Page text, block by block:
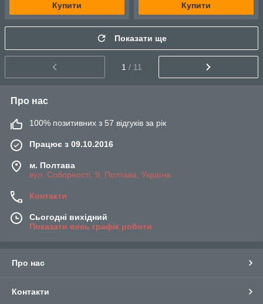
Купити Купити
Показати ще
1 / 11
Про нас
100% позитивних з 57 відгуків за рік
Працює з 09.10.2016
м. Полтава
вул. Соборності, 9, Полтава, Україна
Контакти
Сьогодні вихідний
Показати весь графік роботи
Про нас
Контакти